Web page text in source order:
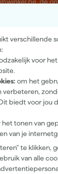
verschillende
voor
om het
verbeteren,
biedt voor jou
het tonen van
van je
te klikken,
van alle
en
- 18:00